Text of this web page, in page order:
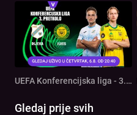
UEFA Konferencijska liga - 3. pretkolo: Rijeka - Ilves
Gledaj prije svih